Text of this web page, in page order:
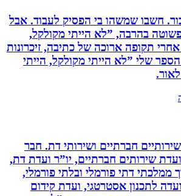
שמשהו בי הפסיק לעבוד. אבל
בהרבה, ”לא הייתי מקולקל,
תקופה ארוכה של כתיבה, זיכרונות
”לא הייתי מקולקל, הייתי
חברתיים ושירותי דת. חבר
שירותים חברתיים, יו”ר ועדת דת,
דתי פורמלי ובלתי פורמלי,
אסטרטגי, ועדת קידום